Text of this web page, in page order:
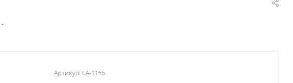
Артикул: EA-1155